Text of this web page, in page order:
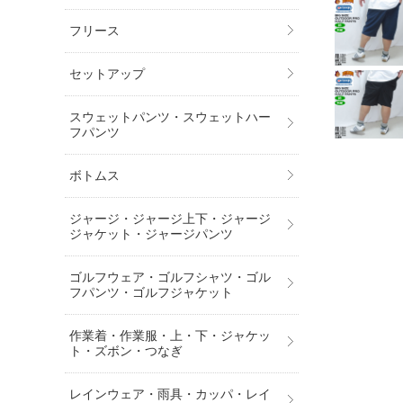
フリース
セットアップ
スウェットパンツ・スウェットハー
フパンツ
ボトムス
ジャージ・ジャージ上下・ジャージ
ジャケット・ジャージパンツ
ゴルフウェア・ゴルフシャツ・ゴル
フパンツ・ゴルフジャケット
作業着・作業服・上・下・ジャケッ
ト・ズボン・つなぎ
レインウェア・雨具・カッパ・レイ